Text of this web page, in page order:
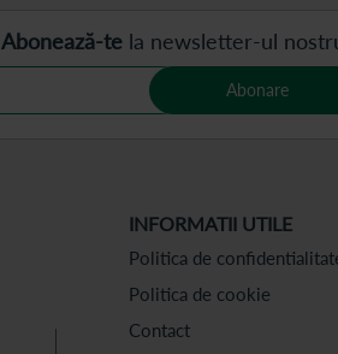
Abonează-te la newsletter-ul
Abonare
INFORMATII UTILE
Politica de
Politica de cookie
Contact